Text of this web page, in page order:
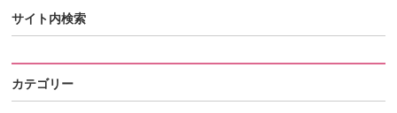
サイト内検索
カテゴリー